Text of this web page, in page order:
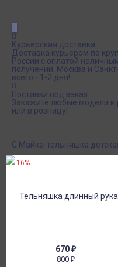
Курьерская доставка
Доставка курьером по
России с оплатой
получении. Москва и
всего - 1-2 дня!
Поставки под заказ.
Закажите любые модели и
или в розницу!
С Майка-тельняшка
670₽
800₽
-16%